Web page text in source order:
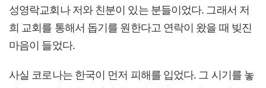
성영락교회나 저와 친분이 있는 분들이었다. 그래서 저
희 교회를 통해서 돕기를 원한다고 연락이 왔을 때 빚진
마음이 들었다.
사실 코로나는 한국이 먼저 피해를 입었다. 그 시기를 놓